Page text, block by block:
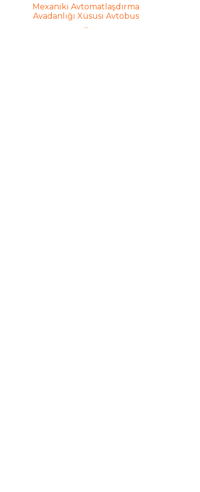
Mexaniki Avtomatlaşdırma
Avadanlığı Xüsusi Avtobus
...